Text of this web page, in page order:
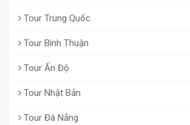
Tour Trung Quốc
Tour Bình Thuận
Tour Ấn Độ
Tour Nhật Bản
Tour Đà Nẵng